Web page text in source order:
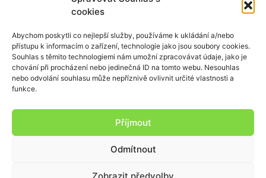
cookies
Abychom poskytli co nejlepší služby, používáme k ukládání a/nebo
přístupu k informacím o zařízení, technologie jako jsou soubory cookies.
Souhlas s těmito technologiemi nám umožní zpracovávat údaje, jako je
chování při procházení nebo jedinečná ID na tomto webu. Nesouhlas
nebo odvolání souhlasu může nepříznivě ovlivnit určité vlastnosti a
funkce.
Příjmout
Odmítnout
Zobrazit předvolby
Kariéra